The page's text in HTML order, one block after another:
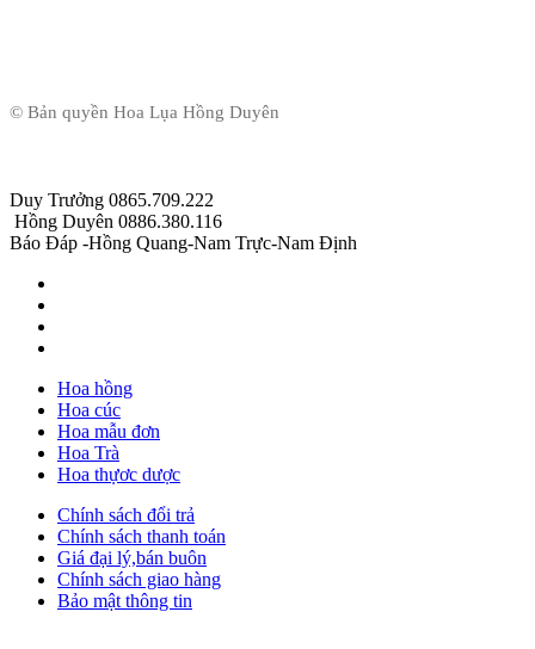
© Bản quyền Hoa Lụa Hồng Duyên
Duy Trưởng 0865.709.222
Hồng Duyên 0886.380.116
Báo Đáp -Hồng Quang-Nam Trực-Nam Định
Hoa hồng
Hoa cúc
Hoa mẫu đơn
Hoa Trà
Hoa thựơc dược
Chính sách đổi trả
Chính sách thanh toán
Giá đại lý,bán buôn
Chính sách giao hàng
Bảo mật thông tin